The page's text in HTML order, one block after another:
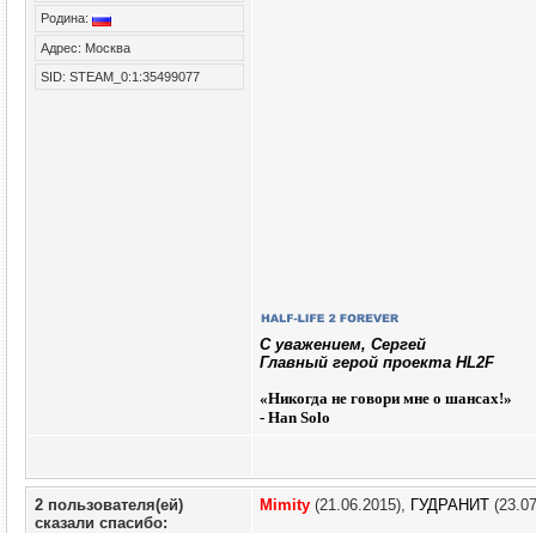
Родина:
Адрес: Москва
SID: STEAM_0:1:35499077
C уважением, Сергей
Главный герой проекта HL2F
«Никогда не говори мне о шансах!»
- Han Solo
2 пользователя(ей)
сказали cпасибо:
Mimity (21.06.2015), ГУДРАНИТ